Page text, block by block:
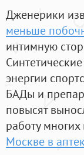
Дженерики
меньше
интимную
энергии
БАДы и
повысят
работу
Москве в